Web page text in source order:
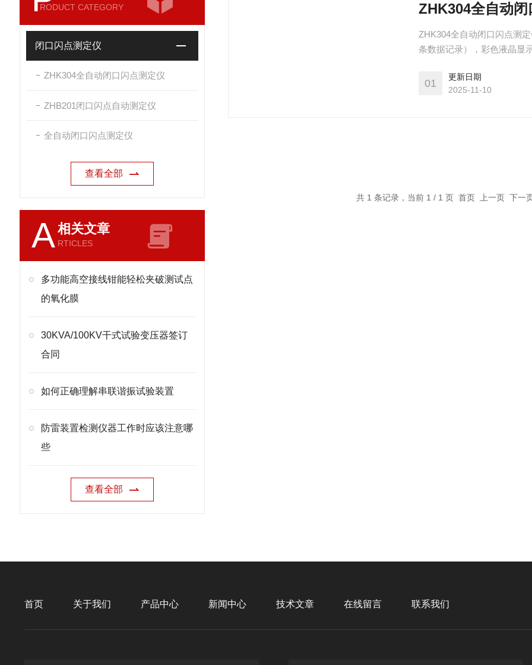
RODUCT CATEGORY
闭口闪点测定仪
ZHK304全自动闭口闪点测定仪
ZHB201闭口闪点自动测定仪
全自动闭口闪点测定仪
查看全部
A相关文章
RTICLES
多功能高空接线钳能轻松夹破测试点
的氧化膜
30KVA/100KV干式试验变压器签订
合同
如何正确理解串联谐振试验装置
防雷装置检测仪器工作时应该注意哪
些
查看全部
ZHK304全自动
ZHK304全自动闭口闪点测
条数据记录），彩色液晶显
01
更新日期
2025-11-10
共 1 条记录，当前 1 / 1 页 首页 上一页 下一
首页 关于我们 产品中心 新闻中心 技术文章 在线留言 联系我们